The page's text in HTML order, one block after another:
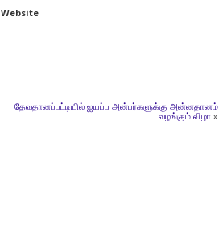
Website
தேவதானப்பட்டியில் ஐயப்ப அன்பர்களுக்கு அன்னதானம்
வழங்கும் விழா »